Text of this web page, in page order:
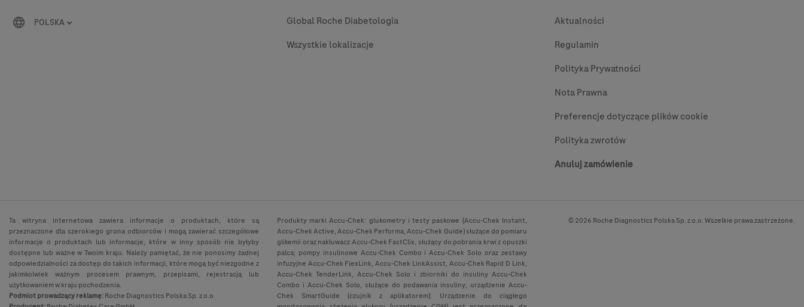
POLSKA
Global Roche Diabetologia
Wszystkie lokalizacje
Aktualności
Regulamin
Polityka Prywatności
Nota Prawna
Preferencje dotyczące plików cookie
Polityka zwrotów
Anuluj zamówienie
Ta witryna internetowa zawiera informacje o produktach, które są
przeznaczone dla szerokiego grona odbiorców i mogą zawierać szczegółowe
informacje o produktach lub informacje, które w inny sposób nie byłyby
dostępne lub ważne w Twoim kraju. Należy pamiętać, że nie ponosimy żadnej
odpowiedzialności za dostęp do takich informacji, które mogą być niezgodne z
jakimkolwiek ważnym procesem prawnym, przepisami, rejestracją lub
użytkowaniem w kraju pochodzenia.
Podmiot prowadzący reklamę:Roche Diagnostics Polska Sp. z o.o
Produkty marki Accu-Chek: glukometry i testy paskowe (Accu-Chek Instant,
Accu-Chek Active, Accu-Chek Performa, Accu-Chek Guide) służące do pomiaru
glikemii oraz nakłuwacz Accu-Chek FastClix, służący do pobrania krwi z opuszki
palca; pompy insulinowe Accu-Chek Combo i Accu-Chek Solo oraz zestawy
infuzyjne Accu-Chek FlexLink, Accu-Chek LinkAssist, Accu-Chek Rapid D Link,
Accu-Chek TenderLink, Accu-Chek Solo i zbiorniki do insuliny Accu-Chek
Combo i Accu-Chek Solo, służące do podawania insuliny; urządzenie Accu-
Chek SmartGuide (czujnik z aplikatorem): Urządzenie do ciągłego
© 2026 Roche Diagnostics Polska Sp. z o.o. Wszelkie prawa zastrzeżone.